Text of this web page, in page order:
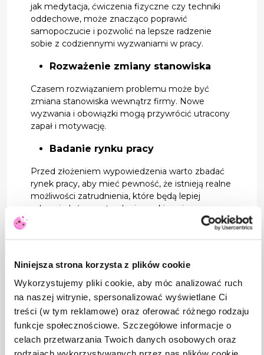
Niniejsza strona korzysta z plików cookie
Wykorzystujemy pliki cookie, aby móc analizować ruch
na naszej witrynie, spersonalizować wyświetlane Ci
treści (w tym reklamowe) oraz oferować różnego rodzaju
funkcje społecznościowe. Szczegółowe informacje o
celach przetwarzania Twoich danych osobowych oraz
jak medytacja, ćwiczenia fizyczne czy techniki
oddechowe, może znacząco poprawić
samopoczucie i pozwolić na lepsze radzenie
sobie z codziennymi wyzwaniami w pracy.
Rozważenie zmiany stanowiska
Czasem rozwiązaniem problemu może być
zmiana stanowiska wewnątrz firmy. Nowe
wyzwania i obowiązki mogą przywrócić utracony
zapał i motywację.
Badanie rynku pracy
Przed złożeniem wypowiedzenia warto zbadać
rynek pracy, aby mieć pewność, że istnieją realne
możliwości zatrudnienia, które będą lepiej
odpowiadać na potrzeby i oczekiwania
Ustawienie realistycznych celów
Pracownik powinien wspólnie z przełożonym
ustalić realistyczne cele zawodowe, które będą
motywować do działania i rozwijania swoich
umiejętności.
Regularna ocena wyników